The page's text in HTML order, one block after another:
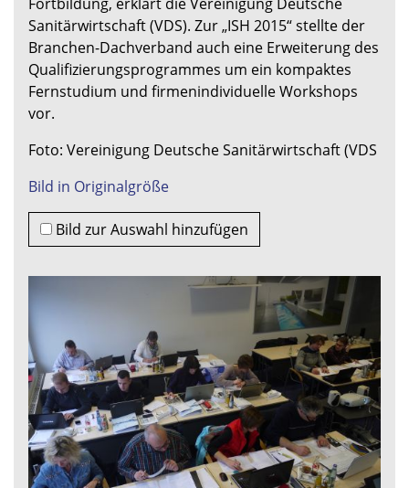
Sanitärwirtschaft (VDS). Zur „ISH 2015“ stellte der
Branchen-Dachverband auch eine Erweiterung des
Qualifizierungsprogrammes um ein kompaktes
Fernstudium und firmenindividuelle Workshops
vor.
Foto: Vereinigung Deutsche Sanitärwirtschaft (VDS
Bild in Originalgröße
Bild zur Auswahl hinzufügen